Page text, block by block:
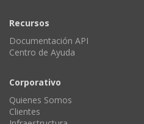
Recursos
Documentación API
Centro de Ayuda
Corporativo
Quienes Somos
Clientes